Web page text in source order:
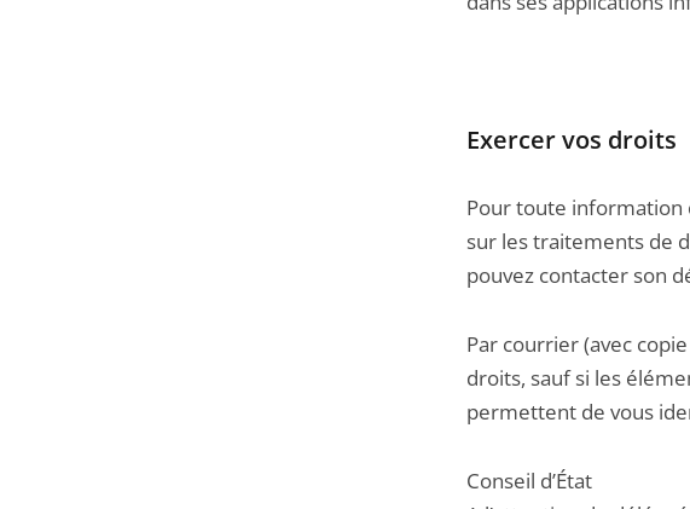
Exercer vos droits
Pour toute information
sur les traitements de
pouvez contacter son
Par courrier (avec
droits, sauf si les
permettent de vous
Conseil d’État